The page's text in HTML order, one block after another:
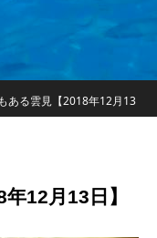
ある雲見【2018年12月13
12月13日】